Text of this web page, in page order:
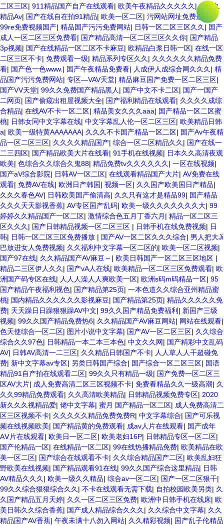
二区三区| 911精品国产自产在线观看| 欧美午夜精品久久久久久 |久久久
精品Av| 国产在线自在拍91精品| 欧美一区二区| 污网站网址免费进入
99re免费视频国产| 精品国产污污免费网站| 日韩一区二区三区久久 | 国产
成人一区二区三区免费看| 国产精品高清一区二区三区久久你| 国产精品
3p视频| 国产在线精品一区二区不卡麻豆| 欧精品白浆日韩一区| 在线一区
二区三区不卡| 免费观看一级| 精品系列专区久久 | 久久久久久久精品免费
看| 国产色一色www. | 国产午夜精品免费看| 人成伊人成综合网久久久 | 精
品国产污污免费网站| 专区—VAV天堂| 精品麻豆国产免费一区二区三区|
国产VV天堂| 99久久免费国产精品黑人 | 国产中文不卡二区| 国产一国产
二网页| 国产偷窥出租屋视频大全| 国产福利精品在线观看| 久久久久成综
合精品| 在线AV不卡一区二区| 精品美女久久久aaa| 国产精品一区二区蜜
桃| 日韩女同中文字幕在线| 中文字幕乱人伦一区二区三区| 欧美精品日韩
a| 欧美一级特黄AAAAAAA| 久久久不卡国产精品一区二区| 国产Av午夜精
品一区二区三区| 久久久久精品国产| 综合一区二区精品久久 | 国产在线一
二三四区| 国产精品欧美大片在线看| 91手机在线视频| 日本久久高清夜观
欧美| 色综合久久综合久鬼88| 精品免费tv久久久久久久 | 一区在线视频|
国产aV综合影院| 日韩AV一区二区| 在线观看精品国产大片| AV免费在线
观看| 免费AV在线| 欧洲日产韩国| 视频一区| 久久国产欧美国日产精品|
久久久春色AV| 日韩欧美国产偷清高| 久久只有这才是精品99| 国产精品
久久久天天影视香蕉| AV专区国产乱码| 欧美一级久久久久久久久大| 99
婷婷久久精品国产一区二区| 激情综合色五月丁香六月 | 精品一区二区三
区久久久 | 国产日韩精品视频一区二区三区 | 日韩手机在线免费视频| 日
韩| 日韩一区二区三区免费播放 | 国产AV一区二区久久久综合| 男人把大Ji
巴放进女人免费视频| 久久福利中文字幕一区二区的| 欧美一区二区视频|
国产97在线| 久久精品国产AV麻豆～ | 欧美日韩国产一区二区三区地区 |
精品二三区伊人久久 | 国产vA人在线| 欧美精品一区二区三区免费观看| 欧
洲国产码专区在线| 人人人澡人人爽欧美一区| 欧洲s码m码精品一区| 95
国产精品午夜福利视色| 国产精品第25页| 一本色道久久综合亚州精品蜜
桃| 国内精品久久久久久久影视麻豆| 国产精品第25页| 精品久久久久久免
费| 天天躁日日躁狠狠躁AV中文| 99久久国产精品免费福利 | 新国产三级
视频| 99久久国产精品免费热6| 久久精品国产AV麻豆网站| 网站在线观看|
色天使综合一区二区| 图片小说中文字幕| 国产AV一区二区三区| 久久综合
综合久久97色| 日韩精品一本二本三本色| 中文久久网| 国产精彩中文乱码
AV| 日韩AV高清一二三区| 久久精品日韩国产不卡| 人人草人人干超碰免
费| 新中文字幕av专区| 另类日韩国产综合| 国产综合一区二区三区| 国语
精品91自产拍在线观看二区| 99久久只有精品一级| 国产免费一区二区三
区AV大片| 成人免费高清二区三区视频不卡| 免费看精品久久一级高潮| 久
久久99精品免费观看| 久久高清欧美精品| 日韩精品视频免费专区| 2020
新久久久视精品爱| 佬中文字幕| 蜜月 国产精品一区二区| 成人免费高清二
区三区视频不卡| 久久久久久精品免费免费R| 中文字幕综合| 国产可乐视
频在线视频欧美| 国产精品黄的免费观看| 成av人片在线观看| 国产成年
AⅤ片在线观看| 欧美日一区二区| 欧美老妇16P| 日韩精品专区一区二区|
国产伦精品一区| 在线精品一区二区| 99在线热播精品免费| 欧美精品在欧
美一区二区| 国产综合在线观看不卡| 久久综合精品国产二区| 欧美乱妇狂
野欧美在线视频| 国产精品观看91在线| 99久久国产综合这里精品| 日韩
AV精品久久久 | 欧美一级久久精品| 综合av一区二区| 国产一区二区狠干|
99久久综合狠狠综合久久 | 不卡在线观看无需下载| 自拍校园欧美另类| 久
久国产精品五月天婷| 久久一区二区三区免费| 欧洲中日韩手机在线床| 欧
美日韩久久综合香蕉| 国产成人精品综合久久久 | 久久综合中文字幕| 久久
精品国产AV香蕉| 午夜未满十八勿入网站| 久久精彩视频| 国产乱子伦精品